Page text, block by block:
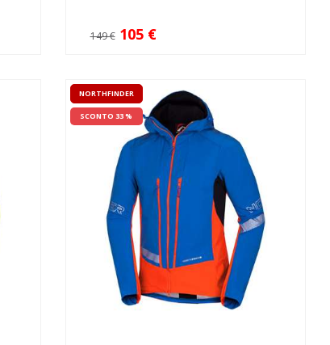
149 € 105 €
NORTHFINDER
SCONTO 33 %